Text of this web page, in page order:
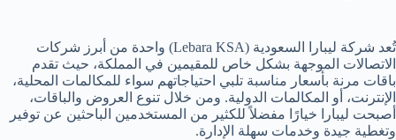
تُعد شركة ليبارا السعودية (Lebara KSA) واحدة من أبرز شركات
الاتصالات الموجهة بشكل خاص للمقيمين في المملكة، حيث تقدم
باقات مرنة بأسعار مناسبة تلبي احتياجاتهم سواء للمكالمات المحلية،
الإنترنت، أو المكالمات الدولية. ومن خلال تنوع العروض والباقات،
أصبحت ليبارا خيارًا مفضلاً للكثير من المستخدمين الباحثين عن توفير
وتغطية جيدة وخدمات سهلة الإدارة.